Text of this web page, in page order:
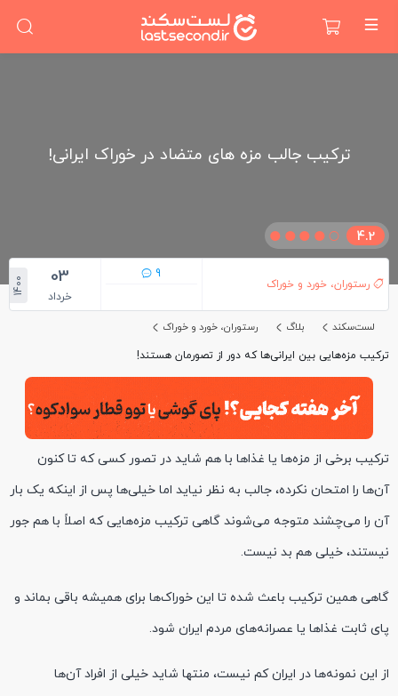
ترکیب جالب مزه های متضاد در خوراک ایرانی!
4.2
رستوران، خورد و خوراک
9
03
خرداد
1400
لست‌سکند بلاگ
رستوران، خورد و خوراک
ترکیب مزه‌هایی بین ایرانی‌ها که دور از تصورمان هستند!
ترکیب برخی از مزه‌ها یا غذاها با هم شاید در تصور کسی که تا کنون
آن‌ها را امتحان نکرده، جالب به نظر نیاید اما خیلی‌ها پس از اینکه یک بار
آن را میچشند متوجه می‌شوند گاهی ترکیب مزه‌هایی که اصلاً با هم جور
نیستند، خیلی هم بد نیست.
گاهی همین ترکیب باعث شده تا این خوراک‌ها برای همیشه باقی بماند و
پای ثابت غذاها یا عصرانه‌های مردم ایران شود.
از این نمونه‌ها در ایران کم نیست، منتها شاید خیلی از افراد آن‌ها